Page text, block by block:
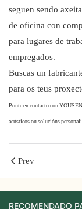
seguen sendo
de oficina con
para lugares de
empregados.
Buscas un
para os teus
Ponte en contacto con
acústicos ou solucións
Prev
RECOMENDADO